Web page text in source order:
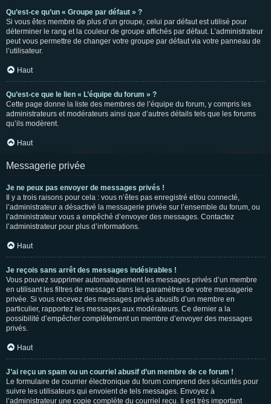
Qu’est-ce qu’un « Groupe par défaut » ?
Si vous êtes membre de plus d’un groupe, celui par défaut est utilisé pour
déterminer le rang et la couleur de groupe affichés par défaut. L’administrateur
peut vous permettre de changer votre groupe par défaut via votre panneau de
l’utilisateur.
Haut
Qu’est-ce que le lien « L’équipe du forum » ?
Cette page donne la liste des membres de l’équipe du forum, y compris les
administrateurs et modérateurs ainsi que d’autres détails tels que les forums
qu’ils modèrent.
Haut
Messagerie privée
Je ne peux pas envoyer de messages privés !
Il y a trois raisons pour cela : vous n’êtes pas enregistré et/ou connecté,
l’administrateur a désactivé la messagerie privée sur l’ensemble du forum, ou
l’administrateur vous a empêché d’envoyer des messages. Contactez
l’administrateur pour plus d’informations.
Haut
Je reçois sans arrêt des messages indésirables !
Vous pouvez supprimer automatiquement les messages privés d’un membre
en utilisant les filtres de message dans les paramètres de votre messagerie
privée. Si vous recevez des messages privés abusifs d’un membre en
particulier, rapportez les messages aux modérateurs. Ce dernier a la
possibilité d’empêcher complètement un membre d’envoyer des messages
privés.
Haut
J’ai reçu un spam ou un courriel abusif d’un membre de ce forum !
Le formulaire de courrier électronique du forum comprend des sécurités pour
suivre les utilisateurs qui envoient de tels messages. Envoyez à
l’administrateur une copie complète du courriel reçu. Il est très important